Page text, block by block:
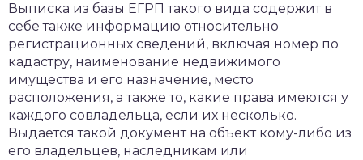
Выписка из базы ЕГРП такого вида содержит в
себе также информацию относительно
регистрационных сведений, включая номер по
кадастру, наименование недвижимого
имущества и его назначение, место
расположения, а также то, какие права имеются у
каждого совладельца, если их несколько.
Выдаётся такой документ на объект кому-либо из
его владельцев, наследникам или